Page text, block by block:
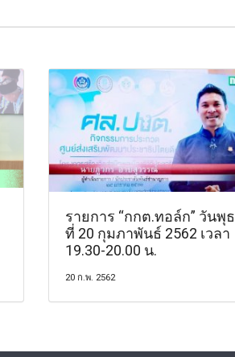
รายการ “กกต.ทอล์ก” วันพุธ
ที่ 20 กุมภาพันธ์ 2562 เวลา
19.30-20.00 น.
20 ก.พ. 2562